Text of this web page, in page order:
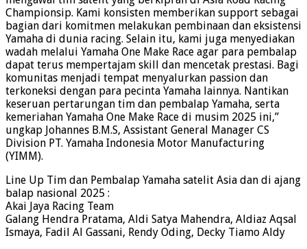
Championsip. Kami konsisten memberikan support sebagai
bagian dari komitmen melakukan pembinaan dan eksistensi
Yamaha di dunia racing. Selain itu, kami juga menyediakan
wadah melalui Yamaha One Make Race agar para pembalap
dapat terus mempertajam skill dan mencetak prestasi. Bagi
komunitas menjadi tempat menyalurkan passion dan
terkoneksi dengan para pecinta Yamaha lainnya. Nantikan
keseruan pertarungan tim dan pembalap Yamaha, serta
kemeriahan Yamaha One Make Race di musim 2025 ini,”
ungkap Johannes B.M.S, Assistant General Manager CS
Division PT. Yamaha Indonesia Motor Manufacturing
(YIMM).
Line Up Tim dan Pembalap Yamaha satelit Asia dan di ajang
balap nasional 2025 :
Akai Jaya Racing Team
Galang Hendra Pratama, Aldi Satya Mahendra, Aldiaz Aqsal
Ismaya, Fadil Al Gassani, Rendy Oding, Decky Tiamo Aldy